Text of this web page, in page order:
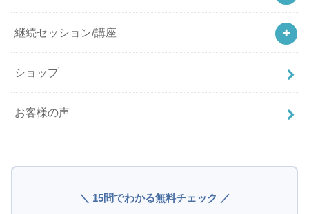
継続セッション/講座
ショップ
お客様の声
＼ 15問でわかる無料チェック ／